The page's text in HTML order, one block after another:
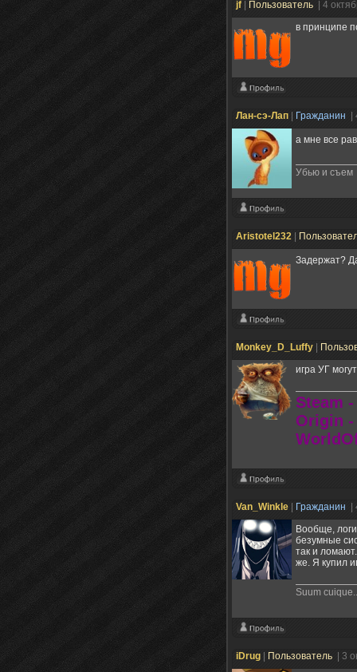
jf Пользователь
| 4
в принципе
Лан-сэ-Лап Гражданин
а мне все
Убью и съем
Aristotel232
Задержат?
Monkey_D_Luffy
игра УГ
Steam
Origin -
Van_Winkle Гражданин
Вообще,
безумные
так и
же. Я купил
Suum
iDrug Пользователь
| 3